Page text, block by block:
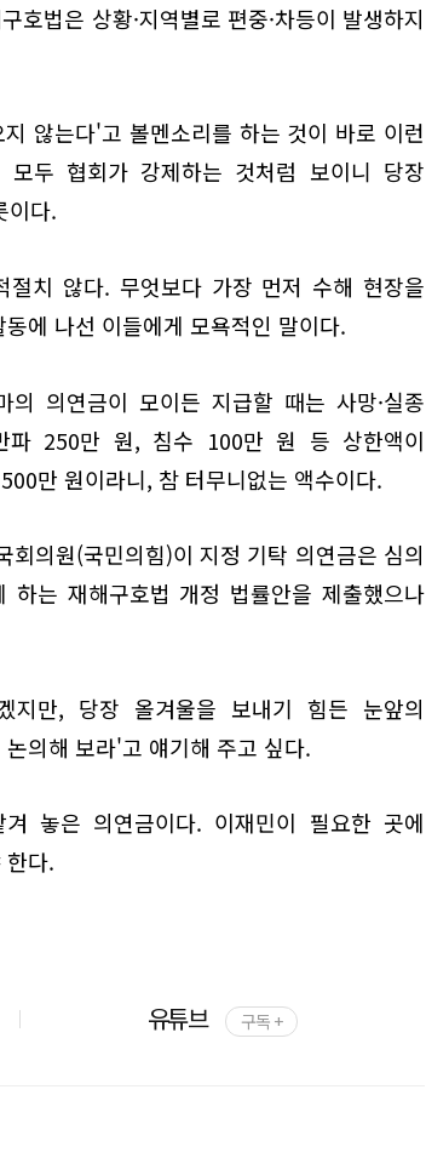
호법은 상황·지역별로 편중·차등이 발생하지
않는다'고 볼멘소리를 하는 것이 바로 이런
두 협회가 강제하는 것처럼 보이니 당장
이다.
치 않다. 무엇보다 가장 먼저 수해 현장을
에 나선 이들에게 모욕적인 말이다.
의연금이 모이든 지급할 때는 사망·실종
250만 원, 침수 100만 원 등 상한액이
만 원이라니, 참 터무니없는 액수이다.
의원(국민의힘)이 지정 기탁 의연금은 심의
는 재해구호법 개정 법률안을 제출했으나
지만, 당장 올겨울을 보내기 힘든 눈앞의
의해 보라'고 얘기해 주고 싶다.
놓은 의연금이다. 이재민이 필요한 곳에
한다.
유튜브 구독 +